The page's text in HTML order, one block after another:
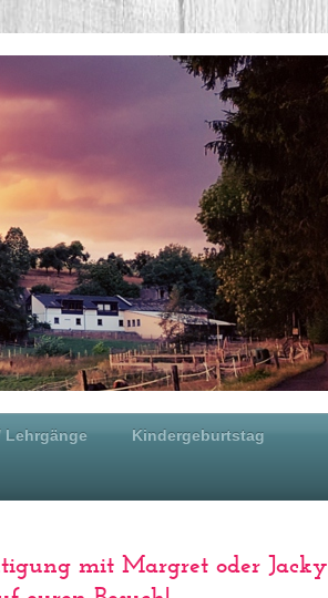
Lehrgänge Kindergeburtstag
mit Margret oder Jacky